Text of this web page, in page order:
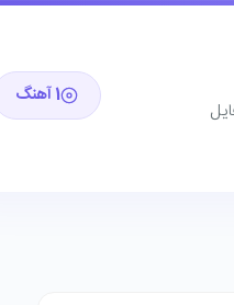
1 آهنگ